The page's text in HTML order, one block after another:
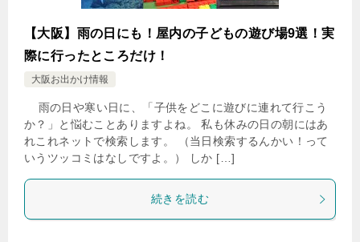
【大阪】雨の日にも！屋内の子どもの遊び場9選！実
際に行ったところだけ！
大阪お出かけ情報
雨の日や寒い日に、「子供をどこに遊びに連れて行こう
か？」と悩むことありますよね。 私も休みの日の朝にはあ
れこれネットで検索します。 （当日検索するんかい！って
いうツッコミはなしですよ。） しか […]
続きを読む